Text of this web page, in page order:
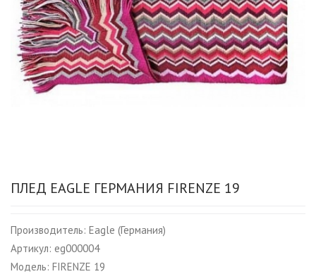
ПЛЕД EAGLE ГЕРМАНИЯ FIRENZE 19
Производитель: Eagle (Германия)
Артикул: eg000004
Модель: FIRENZE 19